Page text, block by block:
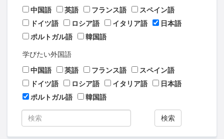
中国語
英語 フランス語
スペイン語
ドイツ語
ロシア語 イタリア語
日本語
ポルトガル語
韓国語
学びたい外国語
中国語
英語 フランス語
スペイン語
ドイツ語
ロシア語 イタリア語
日本語
ポルトガル語
韓国語
検索